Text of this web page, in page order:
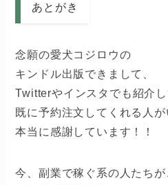
あとがき
念願の愛犬コジロウの
キンドル出版できまして、
Twitterやインスタでも紹介し
既に予約注文してくれる人が
本当に感謝しています！！
今、副業で稼ぐ系の人たちが